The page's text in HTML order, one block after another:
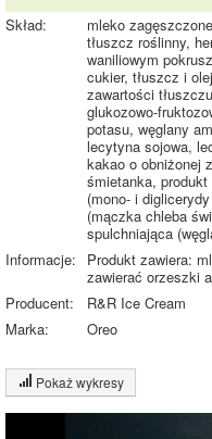
Skład:
mleko
tłuszcz roślinny,
waniliowym
cukier, tłuszcz i
zawartości
glukozowo-
potasu, węglany
lecytyna sojowa,
kakao o obniżonej
śmietanka,
(mono- i
(mączka chleba
spulchniająca
Informacje:
Produkt zawiera:
zawierać orzeszki
Producent:
R&R Ice Cream
Marka:
Oreo
Pokaż wykresy
Wykres składu